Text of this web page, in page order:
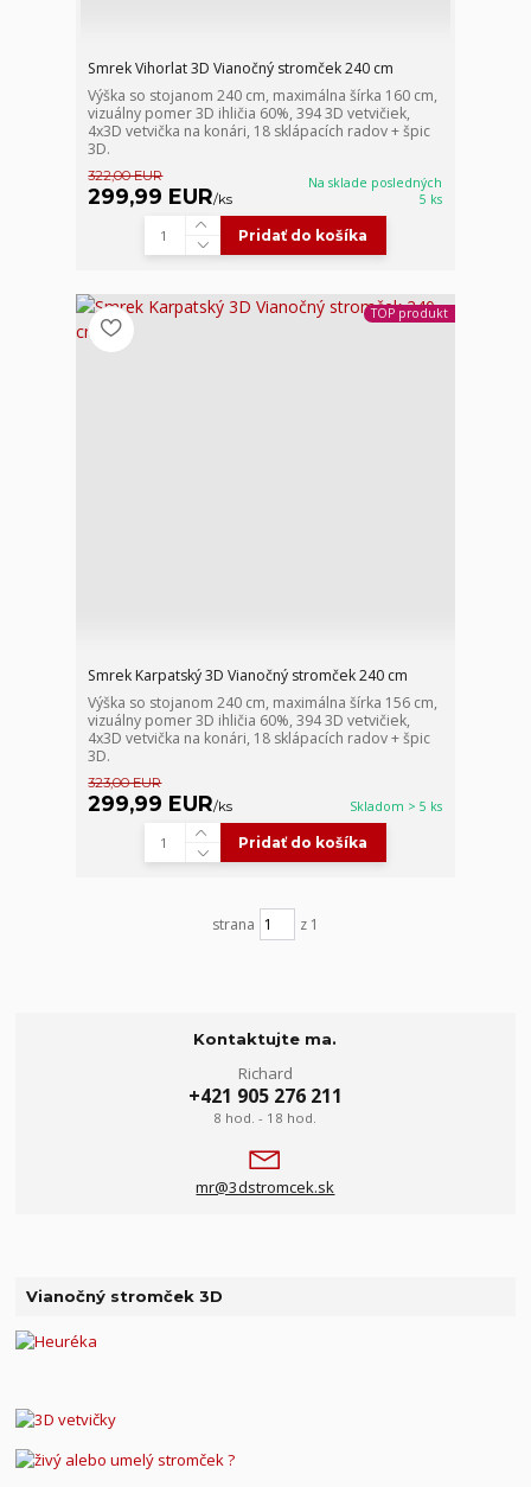
Smrek Vihorlat 3D Vianočný stromček 240 cm
Výška so stojanom 240 cm, maximálna šírka 160 cm,
vizuálny pomer 3D ihličia 60%, 394 3D vetvičiek,
4x3D vetvička na konári, 18 sklápacích radov + špic
3D.
322,00 EUR
299,99 EUR/ks
Na sklade posledných
5 ks
Pridať do košíka
TOP produkt
Smrek Karpatský 3D Vianočný stromček 240 cm
Výška so stojanom 240 cm, maximálna šírka 156 cm,
vizuálny pomer 3D ihličia 60%, 394 3D vetvičiek,
4x3D vetvička na konári, 18 sklápacích radov + špic
3D.
323,00 EUR
299,99 EUR/ks Skladom > 5 ks
Pridať do košíka
strana z 1
Kontaktujte ma.
Richard
+421 905 276 211
8 hod. - 18 hod.
mr@3dstromcek.sk
Vianočný stromček 3D